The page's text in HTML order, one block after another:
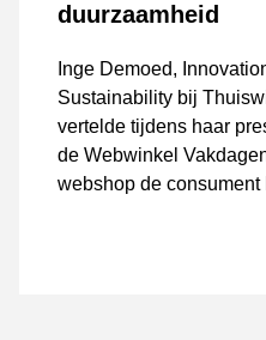
duurzaamheid
Inge Demoed,
Sustainability bij
vertelde tijdens haar
de Webwinkel
webshop de consument